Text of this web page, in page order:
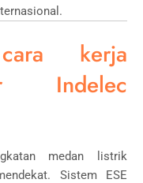
kerja
Indelec
medan listrik
Sistem ESE